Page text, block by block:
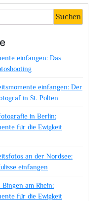
Suchen
einfangen: Das
einfangen: Der
in St. Pölten
in Berlin:
für die Ewigkeit
an der Nordsee:
einfangen
am Rhein:
für die Ewigkeit